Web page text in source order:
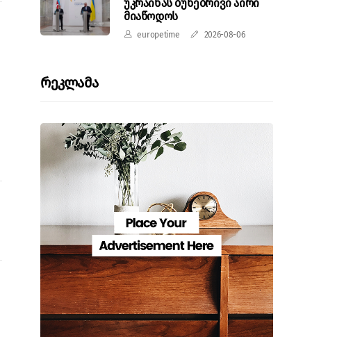
უკრაინას ბუნებრივი აირი
მიაწოდოს
europetime 2026-08-06
Რეკლამა